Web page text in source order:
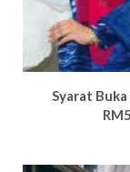
Syarat